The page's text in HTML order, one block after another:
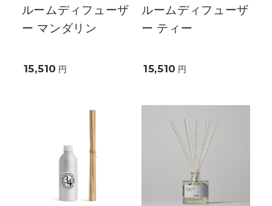
ルームディフューザ
ー マンダリン
15,510 円
ルームディフューザ
ー ティー
15,510 円